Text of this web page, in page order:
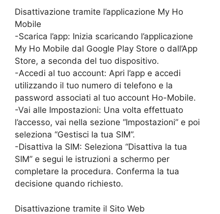
Disattivazione tramite l’applicazione My Ho
Mobile
-Scarica l’app: Inizia scaricando l’applicazione
My Ho Mobile dal Google Play Store o dall’App
Store, a seconda del tuo dispositivo.
-Accedi al tuo account: Apri l’app e accedi
utilizzando il tuo numero di telefono e la
password associati al tuo account Ho-Mobile.
-Vai alle Impostazioni: Una volta effettuato
l’accesso, vai nella sezione “Impostazioni” e poi
seleziona “Gestisci la tua SIM”.
-Disattiva la SIM: Seleziona “Disattiva la tua
SIM” e segui le istruzioni a schermo per
completare la procedura. Conferma la tua
decisione quando richiesto.
Disattivazione tramite il Sito Web